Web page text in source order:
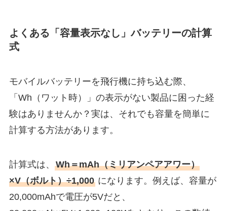
よくある「容量表示なし」バッテリーの計算
式
モバイルバッテリーを飛行機に持ち込む際、
「Wh（ワット時）」の表示がない製品に困った経
験はありませんか？実は、それでも容量を簡単に
計算する方法があります。
計算式は、 Wh＝mAh（ミリアンペアアワー）
×V（ボルト）÷1,000になります。例えば、容量が
20,000mAhで電圧が5Vだと、